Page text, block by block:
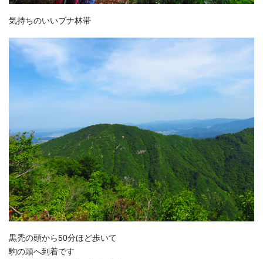
気持ちのいいブナ林帯
黒禿の頭から50分ほど歩いて
駒の頭へ到着です